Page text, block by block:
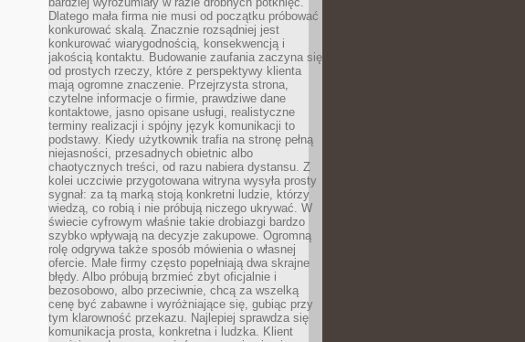
Dlatego mała firma nie musi od początku próbować
konkurować skalą. Znacznie rozsądniej jest
konkurować wiarygodnością, konsekwencją i
jakością kontaktu. Budowanie zaufania zaczyna się
od prostych rzeczy, które z perspektywy klienta
mają ogromne znaczenie. Przejrzysta strona,
czytelne informacje o firmie, prawdziwe dane
kontaktowe, jasno opisane usługi, realistyczne
terminy realizacji i spójny język komunikacji to
podstawy. Kiedy użytkownik trafia na stronę pełną
niejasności, przesadnych obietnic albo
chaotycznych treści, od razu nabiera dystansu. Z
kolei uczciwie przygotowana witryna wysyła prosty
sygnał: za tą marką stoją konkretni ludzie, którzy
wiedzą, co robią i nie próbują niczego ukrywać. W
świecie cyfrowym właśnie takie drobiazgi bardzo
szybko wpływają na decyzje zakupowe. Ogromną
rolę odgrywa także sposób mówienia o własnej
ofercie. Małe firmy często popełniają dwa skrajne
błędy. Albo próbują brzmieć zbyt oficjalnie i
bezosobowo, albo przeciwnie, chcą za wszelką
cenę być zabawne i wyróżniające się, gubiąc przy
tym klarowność przekazu. Najlepiej sprawdza się
komunikacja prosta, konkretna i ludzka. Klient